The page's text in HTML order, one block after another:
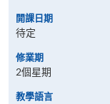
開課日期
待定
修業期
2個星期
教學語言